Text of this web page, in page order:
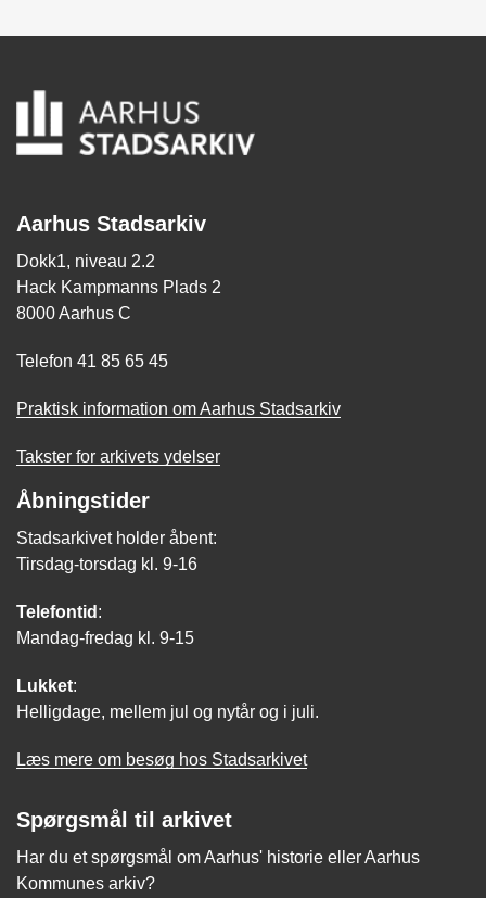
Aarhus Stadsarkiv
Dokk1, niveau 2.2
Hack Kampmanns Plads 2
8000 Aarhus C
Telefon 41 85 65 45
Praktisk information om Aarhus Stadsarkiv
Takster for arkivets ydelser
Åbningstider
Stadsarkivet holder åbent:
Tirsdag-torsdag kl. 9-16
Telefontid :
Mandag-fredag kl. 9-15
Lukket:
Helligdage, mellem jul og nytår og i juli.
Læs mere om besøg hos Stadsarkivet
Spørgsmål til arkivet
Har du et spørgsmål om Aarhus' historie eller Aarhus
Kommunes arkiv?